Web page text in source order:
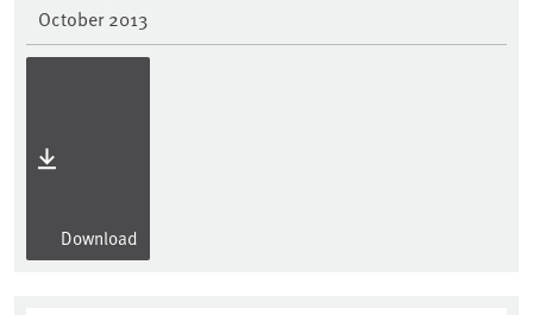
October 2013
Download